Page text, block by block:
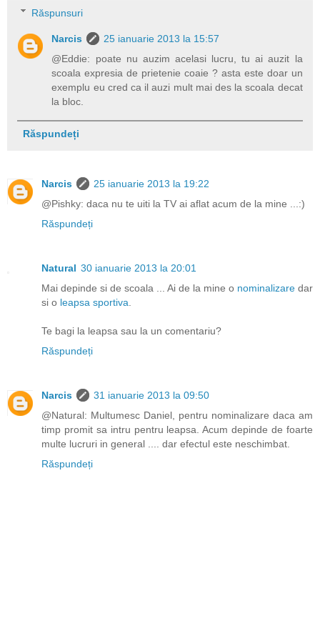
Răspunsuri
Narcis
25 ianuarie 2013 la 15:57
@Eddie: poate nu auzim acelasi lucru, tu ai auzit la
scoala expresia de prietenie coaie ? asta este doar un
exemplu eu cred ca il auzi mult mai des la scoala decat
la bloc.
Răspundeți
Narcis
25 ianuarie 2013 la 19:22
@Pishky: daca nu te uiti la TV ai aflat acum de la mine ...:)
Răspundeți
Natural 30 ianuarie 2013 la 20:01
Mai depinde si de scoala ... Ai de la mine o nominalizare dar
si o leapsa sportiva
Te bagi la leapsa sau la un comentariu?
Răspundeți
Narcis
31 ianuarie 2013 la 09:50
@Natural: Multumesc Daniel, pentru nominalizare daca am
timp promit sa intru pentru leapsa. Acum depinde de foarte
multe lucruri in general .... dar efectul este neschimbat.
Răspundeți